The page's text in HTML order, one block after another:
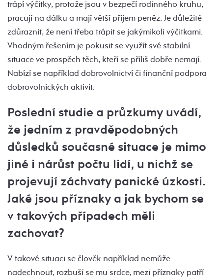
trápí výčitky, protože jsou v bezpečí rodinného kruhu,
pracují na dálku a mají větší příjem peněz. Je důležité
zdůraznit, že není třeba trápit se jakýmikoli výčitkami.
Vhodným řešením je pokusit se využít své stabilní
situace ve prospěch těch, kteří se příliš dobře nemají.
Nabízí se například dobrovolnictví či finanční podpora
dobrovolnických aktivit.
Poslední studie a průzkumy uvádí,
že jedním z pravděpodobných
důsledků současné situace je mimo
jiné i nárůst počtu lidí, u nichž se
projevují záchvaty panické úzkosti.
Jaké jsou příznaky a jak bychom se
v takových případech měli
zachovat?
V takové situaci se člověk například nemůže
nadechnout, rozbuší se mu srdce, mezi příznaky patří